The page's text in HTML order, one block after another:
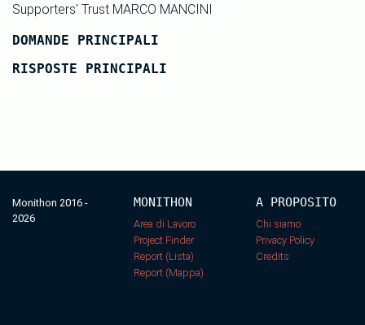
Supporters' Trust MARCO MANCINI
DOMANDE PRINCIPALI
RISPOSTE PRINCIPALI
Monithon 2016 -
2026
MONITHON
Area di Lavoro
Project Finder
Report (Lista)
Report (Mappa)
A PROPOSITO
Chi siamo
Privacy Policy
Credits